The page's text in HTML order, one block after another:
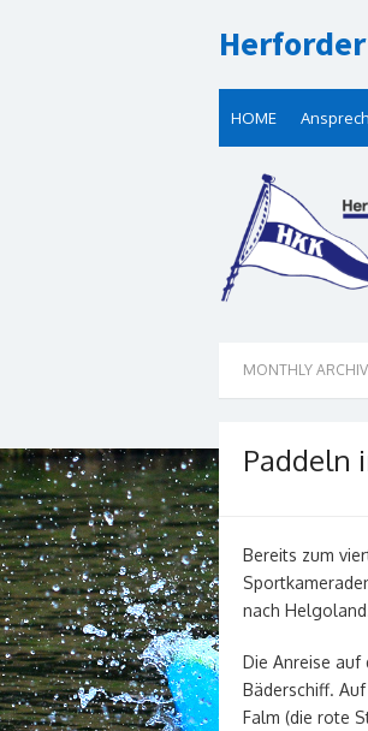
to
HOME
MONTHLY
Paddeln
Bereits zum
nach
Die Anreise
Bäderschiff.
Falm (die rote